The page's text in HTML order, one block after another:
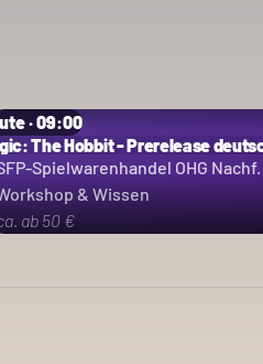
· 09:00
The Hobbit - Prerelease
Spielwarenhandel OHG
& Wissen
ab 50 €